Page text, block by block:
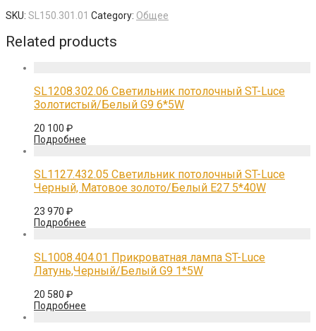
SKU: SL150.301.01 Category: Общее
Related products
SL1208.302.06 Светильник потолочный ST-Luce
Золотистый/Белый G9 6*5W
20 100 ₽
Подробнее
SL1127.432.05 Светильник потолочный ST-Luce
Черный, Матовое золото/Белый E27 5*40W
23 970 ₽
Подробнее
SL1008.404.01 Прикроватная лампа ST-Luce
Латунь,Черный/Белый G9 1*5W
20 580 ₽
Подробнее